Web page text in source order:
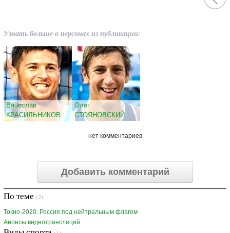
Узнать больше о персонах из публикации:
Вячеслав
КРАСИЛЬНИКОВ
Олег
СТОЯНОВСКИЙ
нет комментариев
Добавить комментарий
По теме (2):
Токио-2020. Россия под нейтральным флагом
Анонсы видеотрансляций